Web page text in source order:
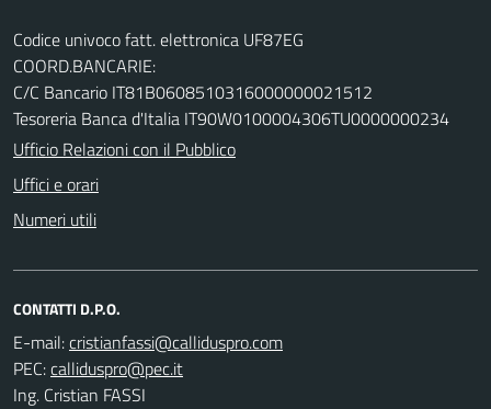
Codice univoco fatt. elettronica UF87EG
COORD.BANCARIE:
C/C Bancario IT81B0608510316000000021512
Tesoreria Banca d'Italia IT90W0100004306TU0000000234
Ufficio Relazioni con il Pubblico
Uffici e orari
Numeri utili
CONTATTI D.P.O.
E-mail:
PEC:
Ing. Cristian FASSI